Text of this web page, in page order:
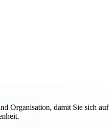
Organisation, damit Sie sich